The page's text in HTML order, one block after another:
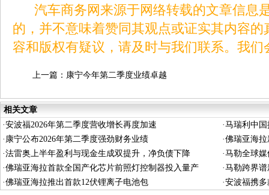
汽车商务网来源于网络转载的文章信息
的，并不意味着赞同其观点或证实其内容
容和版权有疑议，请及时与我们联系。我
上一篇： 康宁今年第二季度业绩卓越
相关文章
·安波福2026年第二季度营收增长再度加速 ·马瑞利中
· 康宁公布2026年第二季度强劲财务业绩 ·佛瑞亚海
·法雷奥上半年盈利与现金生成双提升，净负债下降 ·马勒全球
·佛瑞亚海拉首款全国产化芯片前照灯控制器投入量产 ·马勒跨界
·佛瑞亚海拉推出首款12伏锂离子电池包 ·安波福携